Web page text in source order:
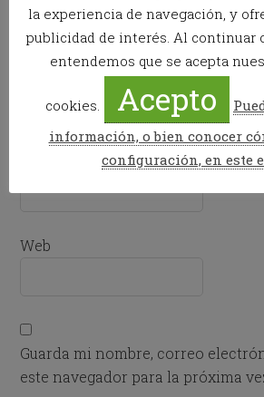
Correo electrónico*
Web
Guarda mi nombre, correo
este navegador para la próxima
la experiencia de navegación, y
publicidad de interés. Al continuar
entendemos que se acepta
cookies. Acepto
información, o bien conocer
configuración, en este